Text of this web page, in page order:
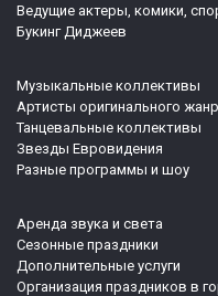
Ведущие актеры, комики,
Букинг Диджеев
Музыкальные коллективы
Артисты оригинального
Танцевальные коллективы
Звезды Евровидения
Разные программы и шоу
Аренда звука и света
Сезонные праздники
Дополнительные услуги
Организация праздников в